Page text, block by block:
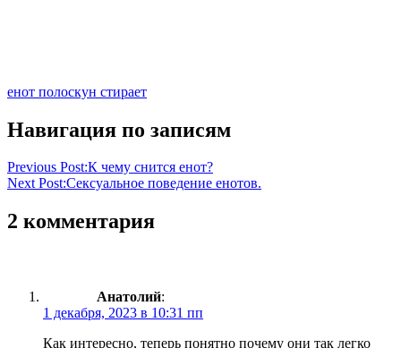
енот полоскун стирает
Навигация по записям
Previous Post:К чему снится енот?
Next Post:Сексуальное поведение енотов.
2 комментария
Анатолий:
1 декабря, 2023 в 10:31 пп
Как интересно, теперь понятно почему они так легко